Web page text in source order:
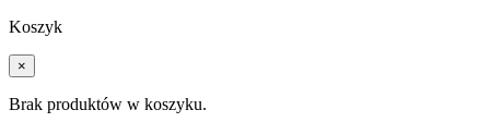
Koszyk
×
Brak produktów w koszyku.